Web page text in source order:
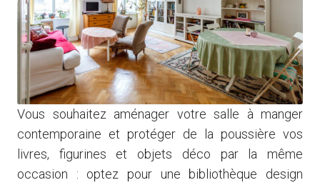
Vous souhaitez aménager votre salle à manger
contemporaine et protéger de la poussière vos
livres, figurines et objets déco par la même
occasion : optez pour une bibliothèque design